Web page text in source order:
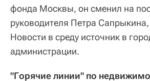
фонда Москвы, он сменил на
руководителя Петра
Новости в среду источник в
администрации.
"Горячие линии" по